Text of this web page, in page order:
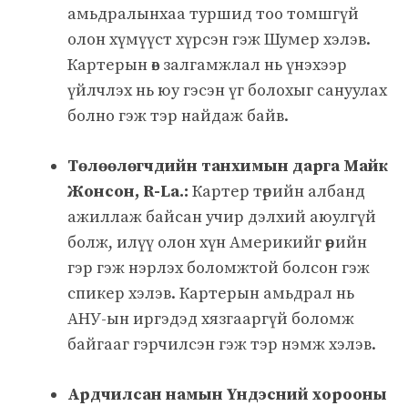
амьдралынхаа туршид тоо томшгүй
олон хүмүүст хүрсэн гэж Шумер хэлэв.
Картерын өв залгамжлал нь үнэхээр
үйлчлэх нь юу гэсэн үг болохыг сануулах
болно гэж тэр найдаж байв.
Төлөөлөгчдийн танхимын дарга Майк
Жонсон, R-La.: Картер төрийн албанд
ажиллаж байсан учир дэлхий аюулгүй
болж, илүү олон хүн Америкийг өөрийн
гэр гэж нэрлэх боломжтой болсон гэж
спикер хэлэв. Картерын амьдрал нь
АНУ-ын иргэдэд хязгааргүй боломж
байгааг гэрчилсэн гэж тэр нэмж хэлэв.
Ардчилсан намын Үндэсний хорооны